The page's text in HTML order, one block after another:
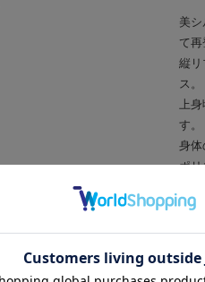
美
て再
縦リ
ス。
上
す。
身体
ポリ
サラ
■